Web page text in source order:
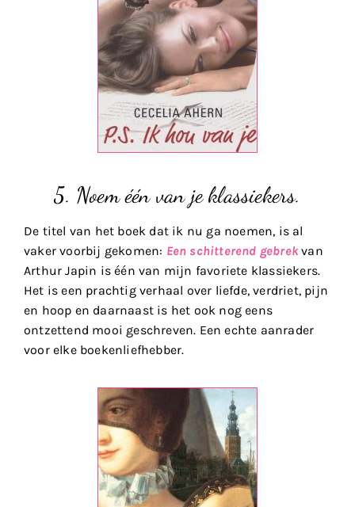
5. Noem één van je klassiekers.
De titel van het boek dat ik nu ga noemen, is al
vaker voorbij gekomen: Een schitterend gebrekvan
Arthur Japin is één van mijn favoriete klassiekers.
Het is een prachtig verhaal over liefde, verdriet, pijn
en hoop en daarnaast is het ook nog eens
ontzettend mooi geschreven. Een echte aanrader
voor elke boekenliefhebber.